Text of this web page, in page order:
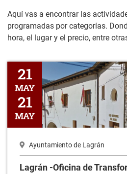
Aquí vas a encontrar las
programadas por categorías.
hora, el lugar y el precio, entre
Lagrán -Oficina de Transformación
21
MAY
21
MAY
Ayuntamiento de Lagrán
Lagrán -Oficina de